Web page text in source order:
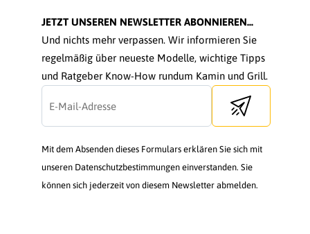
JETZT UNSEREN NEWSLETTER ABONNIEREN...
Und nichts mehr verpassen. Wir informieren Sie
regelmäßig über neueste Modelle, wichtige Tipps
und Ratgeber Know-How rundum Kamin und Grill.
Send newsletter
Mit dem Absenden dieses Formulars erklären Sie sich mit
unseren Datenschutzbestimmungen einverstanden. Sie
können sich jederzeit von diesem Newsletter abmelden.